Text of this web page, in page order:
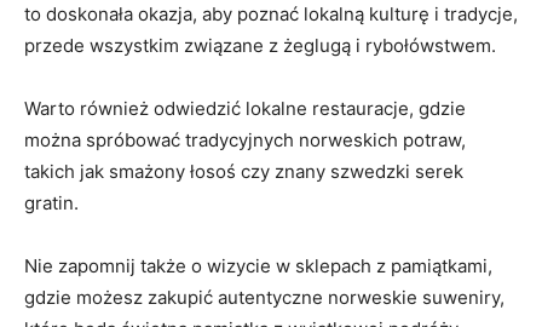
to ⁣doskonała okazja, aby poznać lokalną kulturę i ⁣tradycje,
przede⁤ wszystkim związane z żeglugą ‌i⁤ rybołówstwem.
Warto ‍również⁤ odwiedzić lokalne ⁢restauracje, gdzie
można spróbować tradycyjnych​ norweskich potraw,
takich jak smażony łosoś ⁤czy ‌znany szwedzki⁢ serek
gratin.
Nie zapomnij także o wizycie w sklepach z​ pamiątkami,
gdzie możesz zakupić autentyczne norweskie suweniry,